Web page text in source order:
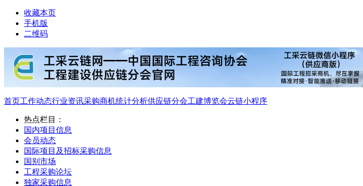
收藏本页
手机版
二维码
首页工作动态行业资讯采购商机统计分析供应链分会工建博览会云链小程序
热点栏目：
国内项目信息
会员动态
国际项目及招标采购信息
国别市场
工程采购论坛
独家采购信息